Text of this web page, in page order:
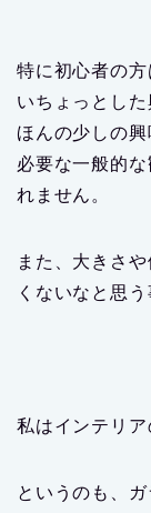
特に初心者の
いちょっとし
ほんの少しの
必要な一般的
れません。
また、大きさ
くないなと思
私はインテリア
というのも、